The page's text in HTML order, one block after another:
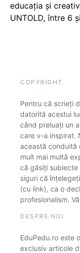
educația și
UNTOLD, între 6
COPYRIGHT
Pentru că scrieți
datorită acestui
când preluați un
care v-a inspirat.
această conduită
mult mai multă
că găsiți subiecte
siguri că
(cu link), ca o
profesionalism.
DESPRE NOI
EduPedu.ro este
exclusiv articole